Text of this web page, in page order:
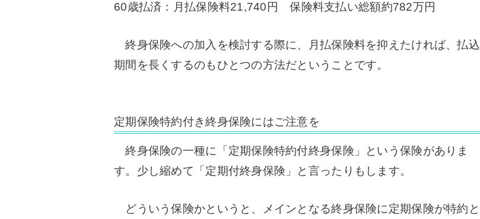
60歳払済：月払保険料21,740円 保険料支払い総額約782万円
終身保険への加入を検討する際に、月払保険料を抑えたければ、払込
期間を長くするのもひとつの方法だということです。
定期保険特約付き終身保険にはご注意を
終身保険の一種に「定期保険特約付終身保険」という保険がありま
す。 少し縮めて「定期付終身保険」と言ったりもします。
どういう保険かというと、メインとなる終身保険に定期保険が特約と